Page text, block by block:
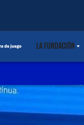
LA FUNDACIÓN